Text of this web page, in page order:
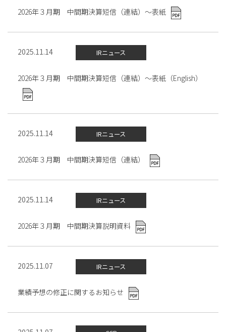
2026年３月期 中間期決算短信（連結）～表紙
2025.11.14 IRニュース
2026年３月期 中間期決算短信（連結）～表紙（English）
2025.11.14 IRニュース
2026年３月期 中間期決算短信（連結）
2025.11.14 IRニュース
2026年３月期 中間期決算説明資料
2025.11.07 IRニュース
業績予想の修正に関するお知らせ